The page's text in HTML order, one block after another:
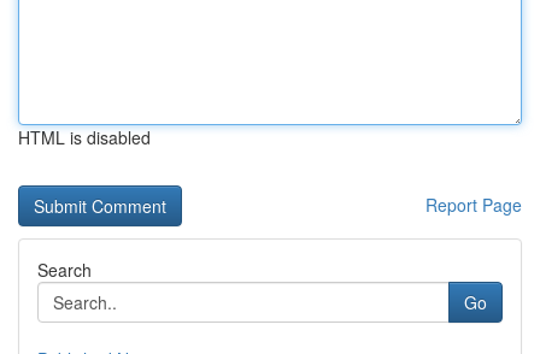
HTML is disabled
Report Page
Search
Go